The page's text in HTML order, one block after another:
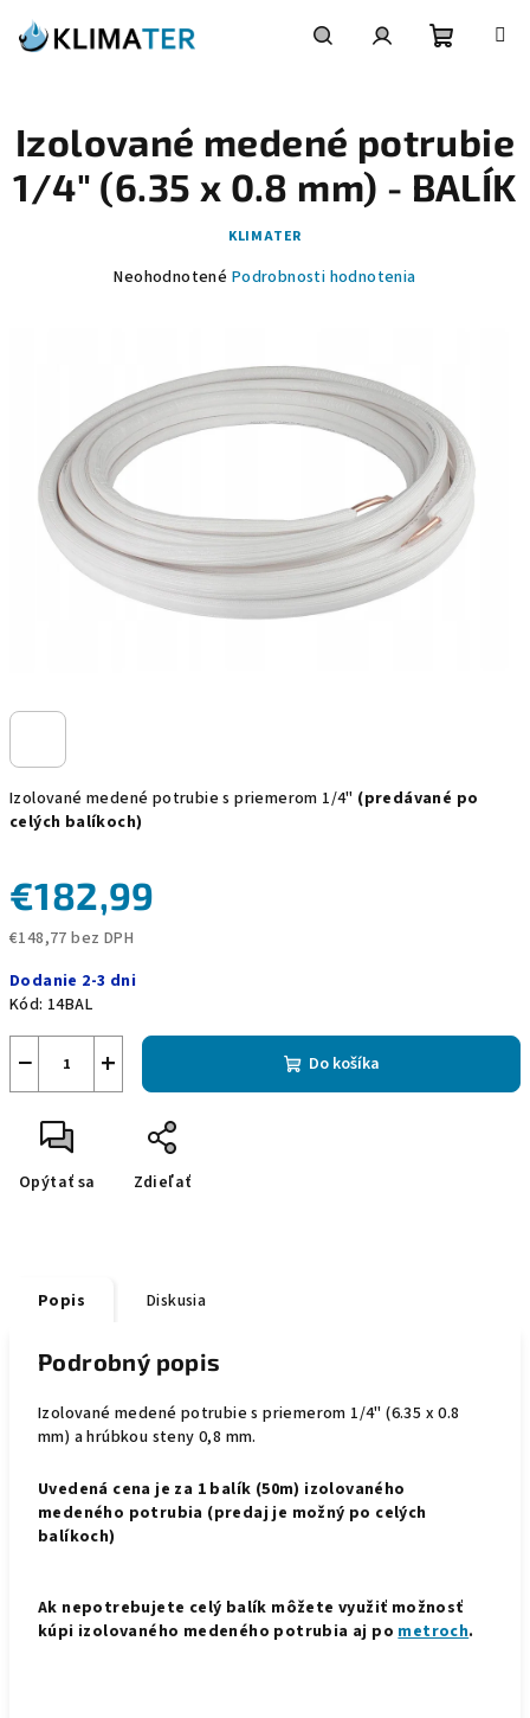
obsah
košík
Izolované medené potrubie s priemerom 1/4" (predávané po
celých balíkoch)
€182,99
€148,77 bez DPH
cena:
Dodanie 2-3 dni
Kód: 14BAL
+
− Do košíka
Opýtať sa Zdieľať
Izolované medené potrubie
1/4" (6.35 x 0.8 mm) - BALÍK
KLIMATER
Priemerné
z
5
hviezdičiek.
Neohodnotené Podrobnosti hodnotenia
Popis Diskusia
Podrobný popis
Izolované medené potrubie s priemerom 1/4" (6.35 x 0.8
mm) a hrúbkou steny 0,8 mm.
Uvedená cena je za 1 balík (50m) izolovaného
medeného potrubia (predaj je možný po celých
balíkoch)
Ak nepotrebujete celý balík môžete využiť možnosť
kúpi izolovaného medeného potrubia aj pometroch.